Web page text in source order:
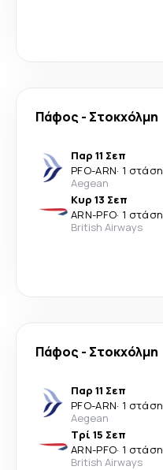
Πάφος - Στοκχόλμη
Παρ 11 Σεπ
PFO-ARN· 1 στάση
Aegean
Κυρ 13 Σεπ
ARN-PFO· 1 στάση
British Airways
Πάφος - Στοκχόλμη
Παρ 11 Σεπ
PFO-ARN· 1 στάση
Aegean
Τρί 15 Σεπ
ARN-PFO· 1 στάση
British Airways